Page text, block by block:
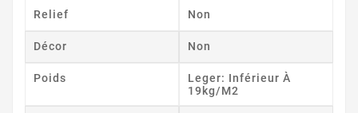
Relief Non
Décor Non
Poids
Leger: Inférieur À
19kg/m2